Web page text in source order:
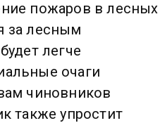
пожаров в лесных
за лесным
легче
очаги
чиновников
также упростит